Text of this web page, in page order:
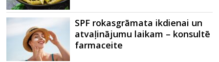
SPF rokasgrāmata ikdienai un
atvaļinājumu laikam – konsultē
farmaceite